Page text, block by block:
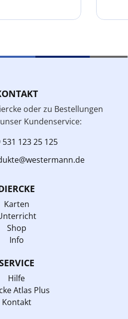
oder zu Bestellungen
Kundenservice:
531 123 25 125
Karten
Shop
Info
Hilfe
Atlas Plus
Kontakt